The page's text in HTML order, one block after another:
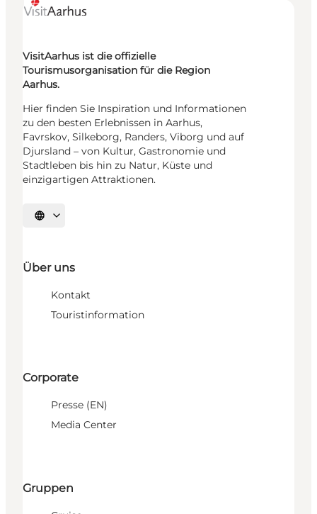
VisitAarhus ist die offizielle
Tourismusorganisation für die Region
Aarhus.
Hier finden Sie Inspiration und Informationen
zu den besten Erlebnissen in Aarhus,
Favrskov, Silkeborg, Randers, Viborg und auf
Djursland – von Kultur, Gastronomie und
Stadtleben bis hin zu Natur, Küste und
einzigartigen Attraktionen.
Sprache auswählen
Über uns
Kontakt
Touristinformation
Corporate
Presse (EN)
Media Center
Gruppen